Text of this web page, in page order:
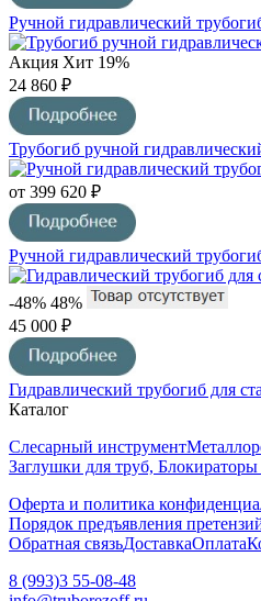
Ручной гидравлический
Акция Хит 19%
24 860 ₽
Трубогиб ручной
от 399 620 ₽
Ручной гидравлический
-48% 48%
45 000 ₽
Гидравлический трубогиб для
Каталог
Слесарный инструмент
Заглушки для труб,
Оферта и политика
Порядок предъявления
Обратная связьДоставкаОплата
8 (993)3 55-08-48